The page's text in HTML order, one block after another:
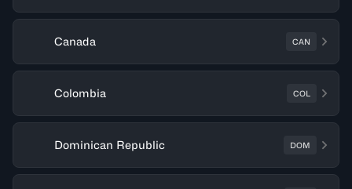
Canada CAN
Colombia COL
Dominican Republic DOM